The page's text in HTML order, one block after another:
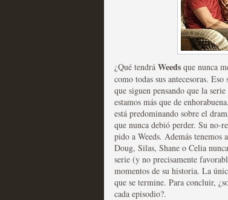
Las
Recomendación de la semana
Galería con los
Televisión
MOLTISANTI
¿Qué tendrá Weeds que nunca
como todas sus antecesoras.
que siguen pensando que la
estamos más que de
está predominando sobre el
que nunca debió perder. Su no-
pido a Weeds. Además tenemos
Doug, Silas, Shane o Celia
serie (y no precisamente
momentos de su historia. La
que se termine. Para concluir,
cada episodio?.